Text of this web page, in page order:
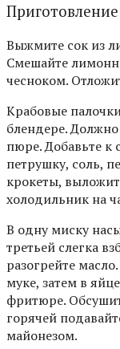
Приготовление
Выжмите сок из
Смешайте
чесноком.
Крабовые
блендере.
пюре. Добавьте к
петрушку, соль,
крокеты,
холодильник на
В одну миску
третьей слегка
разогрейте
муке, затем в
фритюре.
горячей
майонезом.